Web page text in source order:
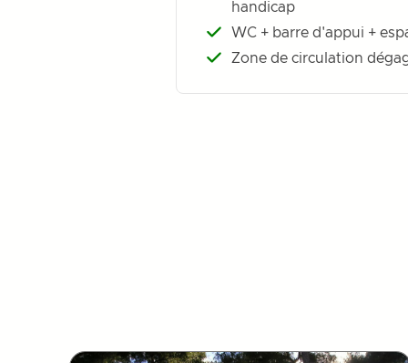
handicap
WC + barre d'appui +
Zone de circulation